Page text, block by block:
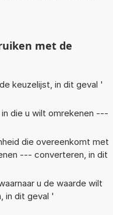
met de
keuzelijst, in dit geval '
die u wilt omrekenen ---
die overeenkomt met
--- converteren, in dit
u de waarde wilt
in dit geval '